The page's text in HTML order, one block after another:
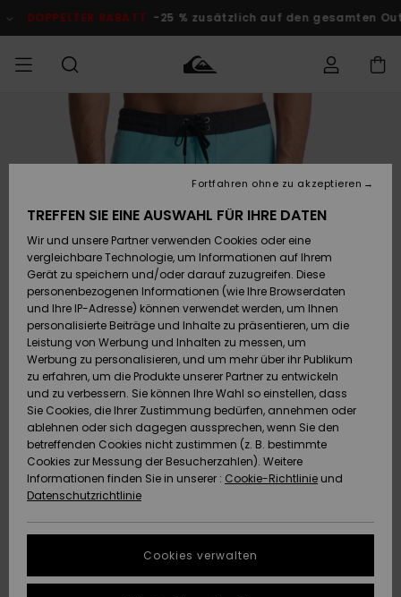
Produktinformation
DOPPELTER RABATT -25 % zusätzlich auf den gesamten
MÄNNER Kleidung
Accessoires
Schuhe&
Flip-Flops
Surf
Snow
Brandneu
Highlights
Kleidung
Accessoires
Schuhe&
Flip-Flops
Surf
Snow
Brandneu
Highlights
FRAUEN
Shop
Brandneu
Highlights
Snow
SURF
Surf Shop
Männer
Kinder
Highlights
Community
SNOW
Snow Shop
Männer
Snow Shop
Kinder
Snow Shop
Damen
Highlights
Community
DOPPELTER
RABATT
Outlet
Herren
KINDER
Outlet
Frauen
HILFE & KONTAKT
Auf meine
Bestellung
zugreifen
Retouren
Bezahlung
Geschenkkarte
Quiksilver
Freedom
Datenschutz
Starten Sie eine
um die
NACHHALTIGKEIT
SHOPS
QUIKSILVER APP
TREFFEN SIE EINE AUSWAHL FÜR IHRE DATEN
Wir und unsere Partner verwenden Cookies oder eine
vergleichbare Technologie, um Informationen auf Ihrem
Gerät zu speichern und/oder darauf zuzugreifen. Diese
personenbezogenen Informationen (wie Ihre Browserdaten
und Ihre IP-Adresse) können verwendet werden, um Ihnen
personalisierte Beiträge und Inhalte zu präsentieren, um die
Leistung von Werbung und Inhalten zu messen, um
Werbung zu personalisieren, und um mehr über ihr Publikum
zu erfahren, um die Produkte unserer Partner zu entwickeln
und zu verbessern. Sie können Ihre Wahl so einstellen, dass
Sie Cookies, die Ihrer Zustimmung bedürfen, annehmen oder
ablehnen oder sich dagegen aussprechen, wenn Sie den
betreffenden Cookies nicht zustimmen (z. B. bestimmte
Cookies zur Messung der Besucherzahlen). Weitere
Informationen finden Sie in unserer : Cookie-Richtlinie und
Datenschutzrichtlinie
Cookies verwalten
Fortfahren ohne zu akzeptieren